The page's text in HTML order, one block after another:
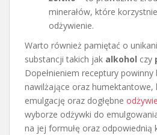
minerałów, które
odżywienie.
Warto również pamiętać o
substancji takich jak alkohol czy
Dopełnieniem receptury powinny
nawilżające oraz humektantowe,
emulgację oraz dogłębne
wyborze odżywki do
na jej formułę oraz odpowiednią